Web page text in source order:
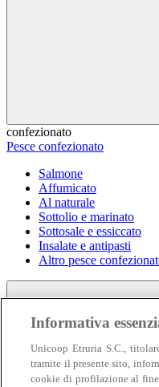
confezionato
Pesce confezionato
Salmone
Affumicato
Al naturale
Sottolio e marinato
Sottosale e essiccato
Insalate e antipasti
Altro pesce
Informativa
Unicoop Etruria S.C.,
tramite il presente sito,
cookie di profilazione al